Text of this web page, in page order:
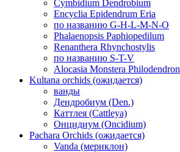
Cymbidium Dendrobium
Encyclia Epidendrum Eria
по названию G-H-L-M-N-O
Phalaenopsis Paphiopedilum
Renanthera Rhynchostylis
по названию S-T-V
Alocasia Monstera Philodendron
Kultana orchids (ожидается)
ванды
Дендробиум (Den.)
Каттлея (Cattleya)
Онцидиум (Oncidium)
Pachara Orchids (ожидается)
Vanda (мериклон)